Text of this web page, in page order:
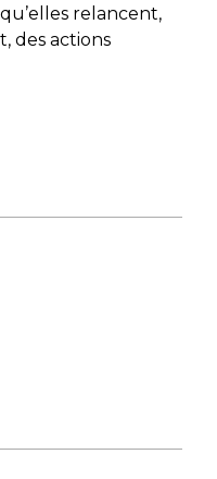
relancent,
des actions